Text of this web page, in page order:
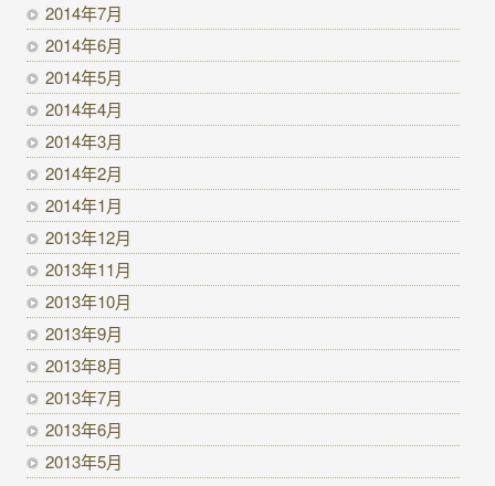
2014年7月
2014年6月
2014年5月
2014年4月
2014年3月
2014年2月
2014年1月
2013年12月
2013年11月
2013年10月
2013年9月
2013年8月
2013年7月
2013年6月
2013年5月